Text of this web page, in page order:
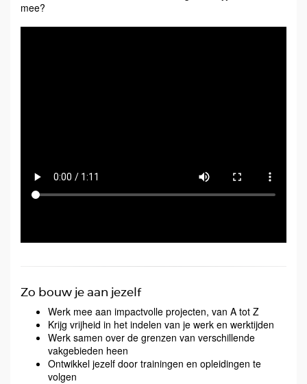
mee?
Zo bouw je aan jezelf
Werk mee aan impactvolle projecten, van A tot Z
Krijg vrijheid in het indelen van je werk en werktijden
Werk samen over de grenzen van verschillende
vakgebieden heen
Ontwikkel jezelf door trainingen en opleidingen te
volgen